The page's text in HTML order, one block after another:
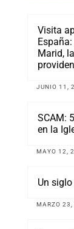
Visita
Marid,
JUNIO 11,
SCAM:
en la
MAYO 12,
Un
MARZO